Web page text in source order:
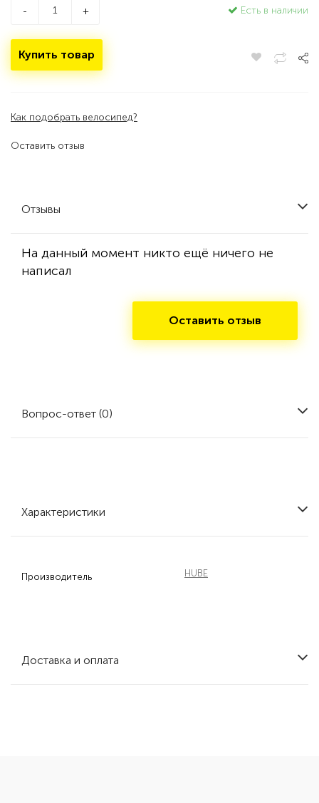
Оставить отзыв
- + Есть в наличии
Купить товар
Как подобрать велосипед?
Отзывы
На данный момент никто ещё ничего не
написал
Оставить отзыв
Вопрос-ответ (0)
Характеристики
Производитель HUBE
Доставка и оплата